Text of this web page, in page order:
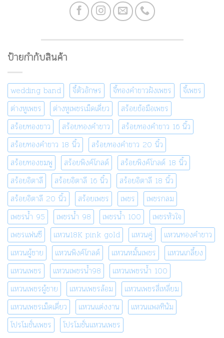
ป้ายกำกับสินค้า
wedding band จี้ตัวอักษร จี้ทองคำขาวฝังเพชร
จี้เพชร
ต่างหูเพชร
ต่างหูเพชรเม็ดเดี่ยว
สร้อยข้อมือเพชร
สร้อยทองขาว
สร้อยทองคำขาว
สร้อยทองคำขาว 16 นิ้ว
สร้อยทองคำขาว 18 นิ้ว
สร้อยทองคำขาว 20 นิ้ว
สร้อยทองชมพู
สร้อยพิงค์โกลด์
สร้อยพิงค์โกลด์ 18 นิ้ว
สร้อยอิตาลี
สร้อยอิตาลี 16 นิ้ว
สร้อยอิตาลี 18 นิ้ว
สร้อยอิตาลี 20 นิ้ว
สร้อยเพชร เพชร
เพชรกลม
เพชรน้ำ 95
เพชรน้ำ 98 เพชรน้ำ 100
เพชรหัวใจ
เพชรแฟนซี
แหวน18K pink gold แหวนคู่
แหวนทองคำขาว
แหวนผู้ชาย
แหวนพิงค์โกลด์ แหวนหมั้นเพชร
แหวนเกลี้ยง
แหวนเพชร
แหวนเพชรน้ำ98
แหวนเพชรน้ำ 100
แหวนเพชรผู้ชาย
แหวนเพชรล้อม
แหวนเพชรสี่เหลี่ยม
แหวนเพชรเม็ดเดี่ยว
แหวนแต่งงาน
แหวนแพลทินัม
โปรโมชั่นเพชร
โปรโมชั่นแหวนเพชร